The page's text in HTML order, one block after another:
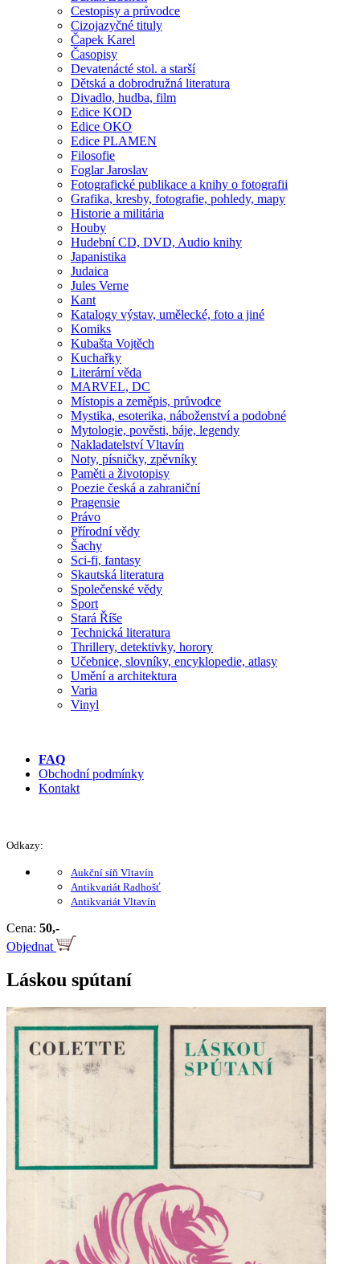
Cestopisy a průvodce
Cizojazyčné tituly
Čapek Karel
Časopisy
Devatenácté stol. a starší
Dětská a dobrodružná literatura
Divadlo, hudba, film
Edice KOD
Edice OKO
Edice PLAMEN
Filosofie
Foglar Jaroslav
Fotografické publikace a knihy o fotografii
Grafika, kresby, fotografie, pohledy, mapy
Historie a militária
Houby
Hudební CD, DVD, Audio knihy
Japanistika
Judaica
Jules Verne
Kant
Katalogy výstav, umělecké, foto a jiné
Komiks
Kubašta Vojtěch
Kuchařky
Literární věda
MARVEL, DC
Místopis a zeměpis, průvodce
Mystika, esoterika, náboženství a podobné
Mytologie, pověsti, báje, legendy
Nakladatelství Vltavín
Noty, písničky, zpěvníky
Paměti a životopisy
Poezie česká a zahraniční
Pragensie
Právo
Přírodní vědy
Šachy
Sci-fi, fantasy
Skautská literatura
Společenské vědy
Sport
Stará Říše
Technická literatura
Thrillery, detektivky, horory
Učebnice, slovníky, encyklopedie, atlasy
Umění a architektura
Varia
Vinyl
FAQ
Obchodní podmínky
Kontakt
Odkazy:
Aukční síň Vltavín
Antikvariát Radhošť
Antikvariát Vltavín
Cena: 50,-
Objednat
Láskou spútaní